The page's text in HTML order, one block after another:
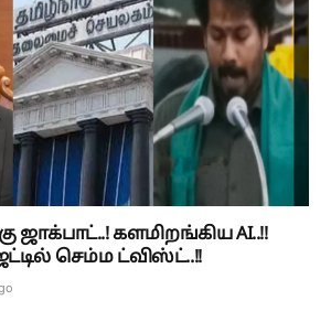
ஜாக்பாட்..! களமிறங்கிய AI..!!
செம்ம ட்விஸ்ட்..!!